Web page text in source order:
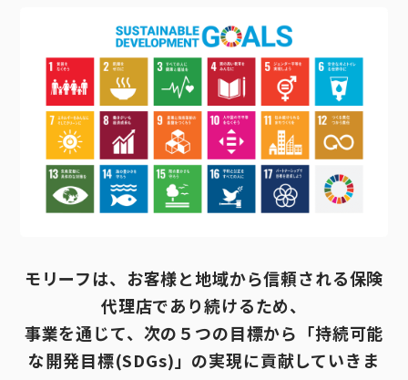
モリーフは、お客様と地域から信頼される保険
代理店であり続けるため、
事業を通じて、次の５つの目標から「持続可能
な開発目標(SDGs)」の実現に貢献していきま